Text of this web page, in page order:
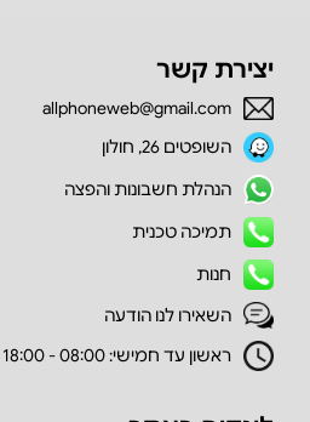
יצירת קשר
allphoneweb@gmail.com
השופטים 26, חולון
הנהלת חשבונות והפצה
תמיכה טכנית
חנות
השאירו לנו הודעה
ראשון עד חמישי: 08:00 - 18:00